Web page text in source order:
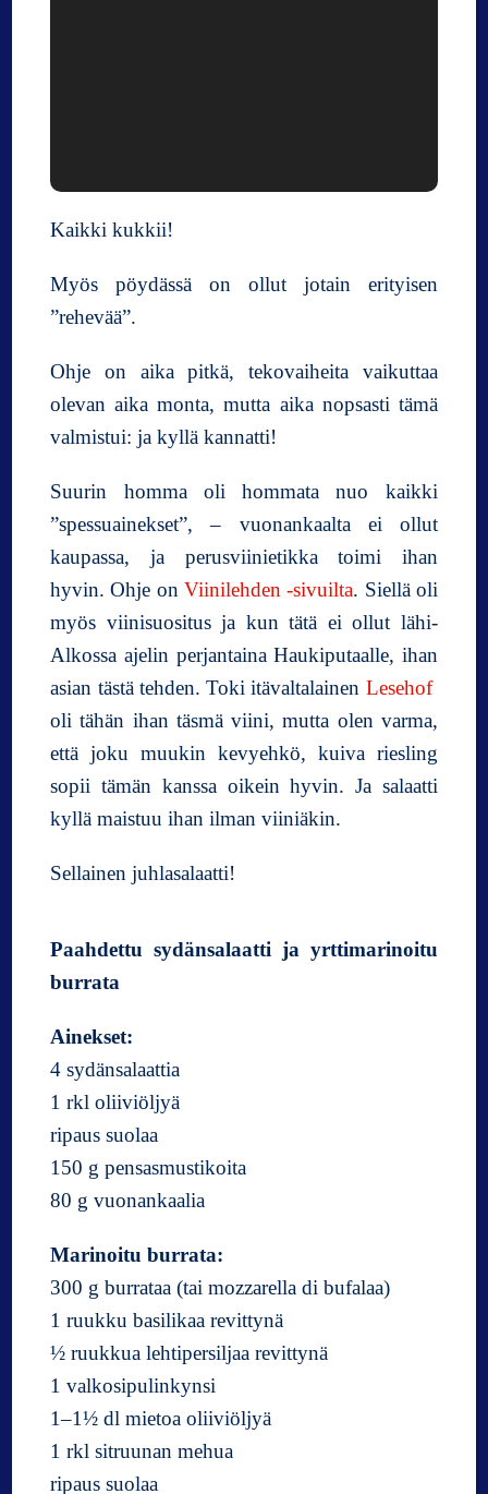
Kaikki kukkii!
Myös pöydässä on ollut jotain erityisen
”rehevää”.
Ohje on aika pitkä, tekovaiheita vaikuttaa
olevan aika monta, mutta aika nopsasti tämä
valmistui: ja kyllä kannatti!
Suurin homma oli hommata nuo kaikki
”spessuainekset”, – vuonankaalta ei ollut
kaupassa, ja perusviinietikka toimi ihan
hyvin. Ohje on Viinilehden -sivuilta. Siellä oli
myös viinisuositus ja kun tätä ei ollut lähi-
Alkossa ajelin perjantaina Haukiputaalle, ihan
asian tästä tehden. Toki itävaltalainen Lesehof
oli tähän ihan täsmä viini, mutta olen varma,
että joku muukin kevyehkö, kuiva riesling
sopii tämän kanssa oikein hyvin. Ja salaatti
kyllä maistuu ihan ilman viiniäkin.
Sellainen juhlasalaatti!
Paahdettu sydänsalaatti ja yrttimarinoitu
burrata
Ainekset:
4 sydänsalaattia
1 rkl oliiviöljyä
ripaus suolaa
150 g pensasmustikoita
80 g vuonankaalia
Marinoitu burrata:
300 g burrataa (tai mozzarella di bufalaa)
1 ruukku basilikaa revittynä
½ ruukkua lehtipersiljaa revittynä
1 valkosipulinkynsi
1–1½ dl mietoa oliiviöljyä
1 rkl sitruunan mehua
ripaus suolaa